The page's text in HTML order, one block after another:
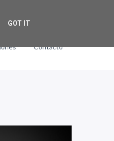
Contacto
GOT IT